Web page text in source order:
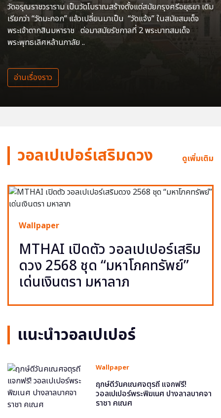
วัดอรุณราชวราราม เป็นวัดโบราณสร้างตั้งแต่สมัยกรุงศรีอยุธยา เดิม
เรียกว่า “วัดมะกอก” แล้วเปลี่ยนมาเป็น “วัดแจ้ง” ในสมัยสมเด็จ
พระเจ้าตากสินมหาราช ต่อมาสมัยรัชกาลที่ 2 พระบาทสมเด็จ
พระพุทธเลิศหล้านภาลัย ..
อ่านเรื่องราว
วอลเปเปอร์เสริมดวง ดูเพิ่มเติม
Wallpaper
MTHAI เปิดตัว วอลเปเปอร์เสริม
ดวง 2568 ชุด “มหาโภคทรัพย์”
เด่นเงินตรา มหาลาภ
แนะนำวอลเปเปอร์
Wallpaper
ฤกษ์ดีวันคเณศจตุรถี แจกฟรี!
วอลเปเปอร์พระพิฆเนศ ปางลาลบาคจา
ราชา คเณศ